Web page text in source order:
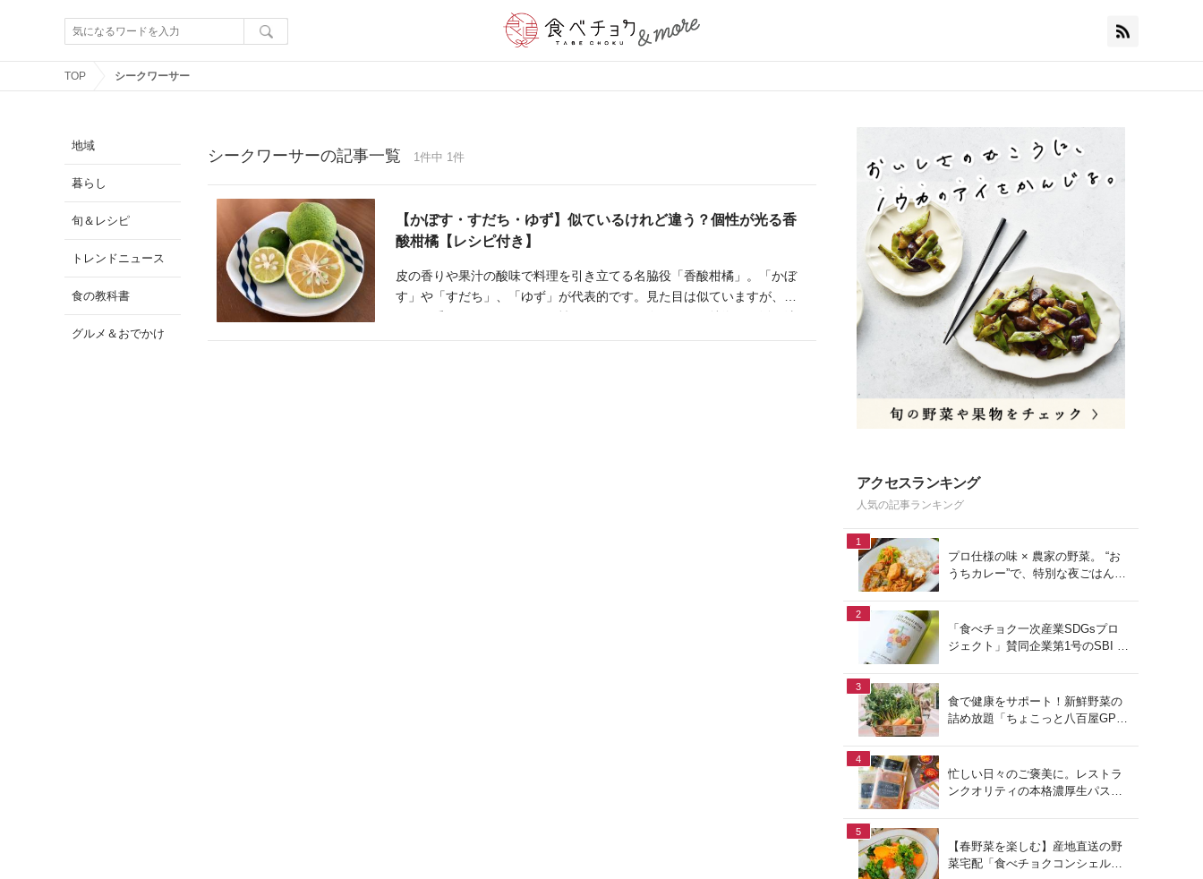
TOP シークワーサー
地域
暮らし
旬＆レシピ
トレンドニュース
食の教科書
グルメ＆おでかけ
シークワーサーの記事一覧 1件中 1件
【かぼす・すだち・ゆず】似ているけれど違う？個性が光る香
酸柑橘【レシピ付き】
皮の香りや果汁の酸味で料理を引き立てる名脇役「香酸柑橘」。「かぼ
す」や「すだち」、「ゆず」が代表的です。見た目は似ていますが、大
をご紹介します。
アクセスランキング
人気の記事ランキング
1
プロ仕様の味 × 農家の野菜。 “お
うちカレー”で、特別な夜ごはん
2
「食べチョク一次産業SDGsプロ
ジェクト」賛同企業第1号のSBI F
3
食で健康をサポート！新鮮野菜の
詰め放題「ちょこっと八百屋GP
4
忙しい日々のご褒美に。レストラ
ンクオリティの本格濃厚生パスタ
5
【春野菜を楽しむ】産地直送の野
菜宅配「食べチョクコンシェルジ